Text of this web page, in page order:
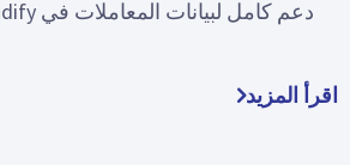
اقرأ المزيد